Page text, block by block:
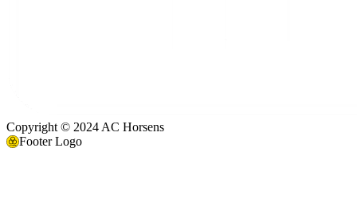
Copyright © 2024 AC Horsens
Footer Logo